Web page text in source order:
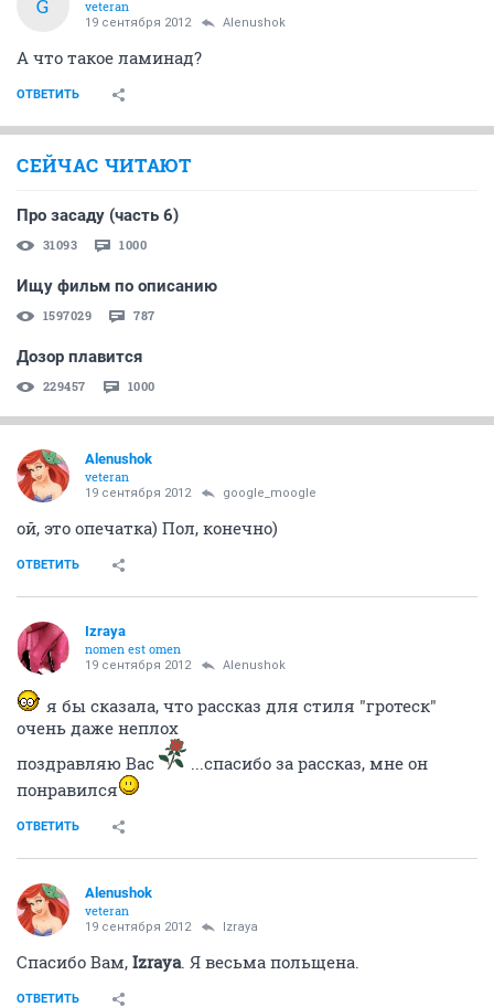
G
veteran
19 сентября 2012 Alenushok
А что такое ламинад?
ОТВЕТИТЬ
СЕЙЧАС ЧИТАЮТ
Про засаду (часть 6)
31093 1000
Ищу фильм по описанию
1597029 787
Дозор плавится
229457 1000
Alenushok
veteran
19 сентября 2012 google_moogle
ой, это опечатка) Пол, конечно)
ОТВЕТИТЬ
Izraya
nomen est omen
19 сентября 2012 Alenushok
я бы сказала, что рассказ для стиля "гротеск"
очень даже неплох
поздравляю Вас
...спасибо за рассказ, мне он
понравился
ОТВЕТИТЬ
Alenushok
veteran
19 сентября 2012 Izraya
Спасибо Вам, Izraya. Я весьма польщена.
ОТВЕТИТЬ